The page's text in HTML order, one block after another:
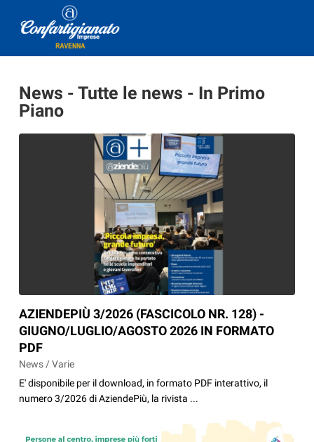
News - Tutte le news - In Primo
Piano
AZIENDEPIÙ 3/2026 (FASCICOLO NR. 128) -
GIUGNO/LUGLIO/AGOSTO 2026 IN FORMATO
PDF
News / Varie
E' disponibile per il download, in formato PDF interattivo, il
numero 3/2026 di AziendePiù, la rivista ...